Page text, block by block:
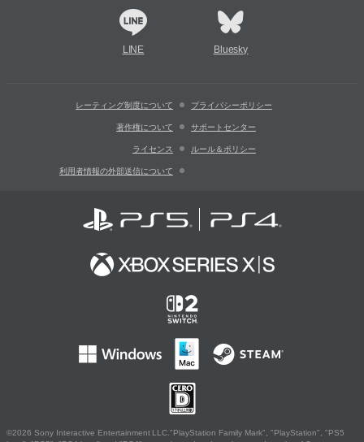
LINE Bluesky
レーティング制度について プライバシーポリシー
著作権について サポートセンター
ライセンス ルール＆ポリシー
利用者情報の外部送信について
©2026 Sony Interactive Entertainment LLC."PlayStation Family Mark", "PlayStation", "PS5